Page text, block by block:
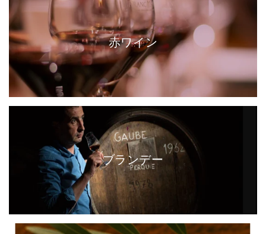
赤ワイン
ブランデー